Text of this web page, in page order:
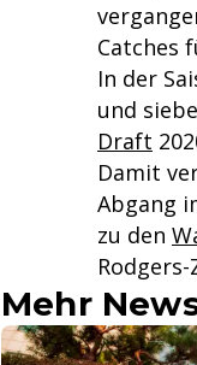
Catches
In der
und
Draft
Damit
Abgang
zu den
Mehr